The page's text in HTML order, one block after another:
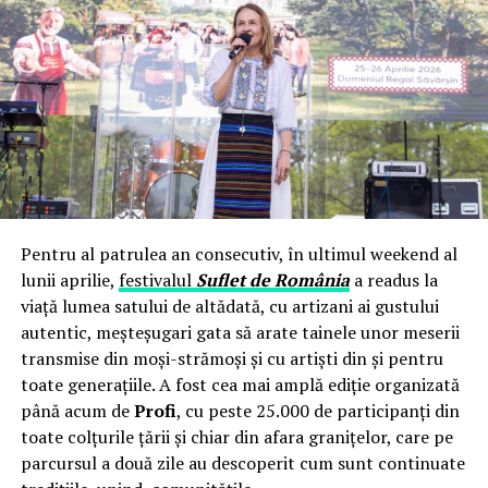
MOCANUs-a intalnit cu dansa, atentie!, printre
blocuri! Culegea frunze de tei. Nasol! ;
Pe domnisoaraMOCANU o doare piciorul, si de
aceea nu vorbeste cu nimeni, nu se uita in presa,
are programul ei, ajunge acasa, se spala si sta in
pat;
DomnisoaraMOCANUbea numai ceaiuri din plante,
dealuri aduna sunatoare si coada soricelului.
Bine, va iertam, nu mai continuam, desi, pana la sfarsit,
dialogul este cel tipic intre doua cucoane care mai
schimba si ele, complet aleatoriu, cum le trazneste prin
cap, pe moment, cate o parere, o idee, o barfa sau un
sfat.
Totusi, de ce v-am deranjat cu acest articol ?? Va
explicam imediat, pentru ca acum vine partea cea mai
Pentru al patrulea an consecutiv, în ultimul weekend al
lunii aprilie, festivalul Suflet de Româniaa readus la
viață lumea satului de altădată, cu artizani ai gustului
autentic, meșteșugari gata să arate tainele unor meserii
transmise din moși-strămoși și cu artiști din și pentru
toate generațiile. A fost cea mai amplă ediție organizată
până acum deProfi, cu peste 25.000 de participanți din
toate colțurile țării și chiar din afara granițelor, care pe
parcursul a două zile au descoperit cum sunt continuate